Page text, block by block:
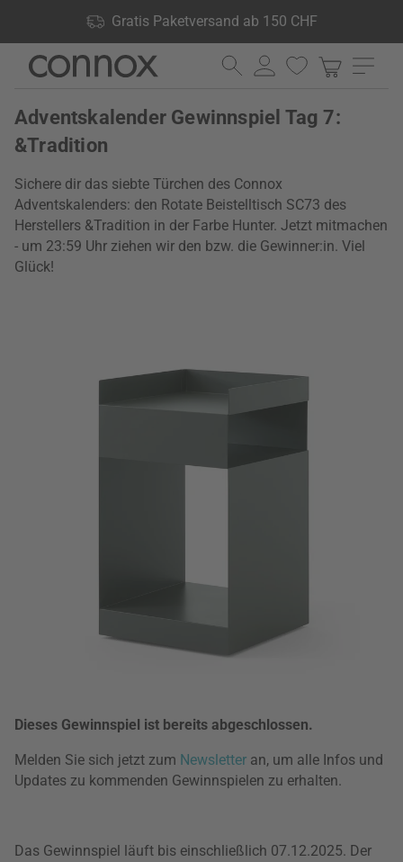
Gratis Paketversand ab 150 CHF
Produkte lagernd, 60 Tage Rückgaberecht
Direkt
Seiteninhalt
springen
Direkt
Suchfeld
springen
Adventskalender Gewinnspiel Tag 7:
&Tradition
Sichere dir das siebte Türchen des Connox
Adventskalenders: den Rotate Beistelltisch SC73 des
Herstellers &Tradition in der Farbe Hunter. Jetzt mitmachen
- um 23:59 Uhr ziehen wir den bzw. die Gewinner:in. Viel
Glück!
Dieses Gewinnspiel ist bereits abgeschlossen.
Melden Sie sich jetzt zum Newsletter an, um alle Infos und
Updates zu kommenden Gewinnspielen zu erhalten.
Das Gewinnspiel läuft bis einschließlich 07.12.2025. Der